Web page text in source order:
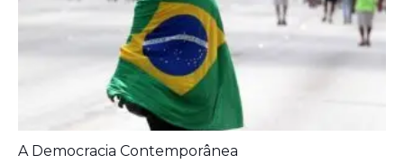
A Democracia Contemporânea